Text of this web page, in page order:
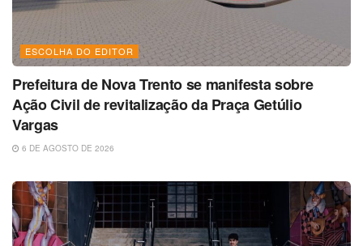
ESCOLHA DO EDITOR
Prefeitura de Nova Trento se manifesta sobre
Ação Civil de revitalização da Praça Getúlio
Vargas
6 DE AGOSTO DE 2026